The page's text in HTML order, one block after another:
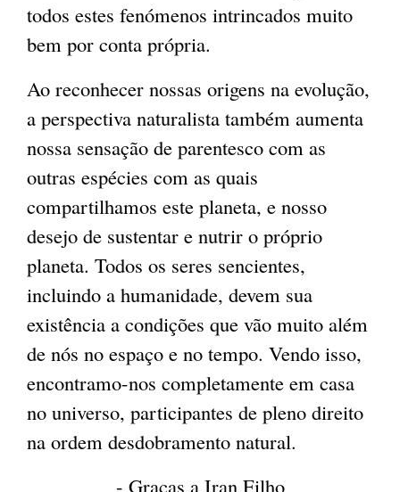
todos estes fenómenos intrincados muito
bem por conta própria.
Ao reconhecer nossas origens na evolução,
a perspectiva naturalista também aumenta
nossa sensação de parentesco com as
outras espécies com as quais
compartilhamos este planeta, e nosso
desejo de sustentar e nutrir o próprio
planeta. Todos os seres sencientes,
incluindo a humanidade, devem sua
existência a condições que vão muito além
de nós no espaço e no tempo. Vendo isso,
encontramo-nos completamente em casa
no universo, participantes de pleno direito
na ordem desdobramento natural.
- Gracas a Iran Filho